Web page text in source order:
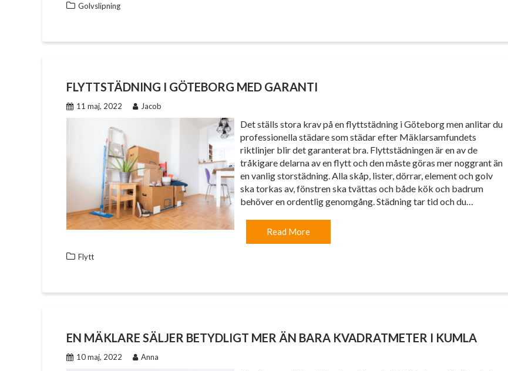
Golvslipning
FLYTTSTÄDNING I GÖTEBORG MED GARANTI
11 maj, 2022 Jacob
Det ställs stora krav på en flyttstädning i Göteborg men anlitar du
professionella städare som städar efter Mäklarsamfundets
riktlinjer blir det garanterat bra. Flyttstädningen är en av de
tråkigare delarna av en flytt och den måste göras mer noggrant än
en vanlig storstädning. Alla skåp, lister, dörrar, element och golv
ska torkas av, fönstren ska tvättas och både kök och badrum
behöver en ordentlig genomgång. Städning tar tid och du…
Read More
Flytt
EN MÄKLARE SÄLJER BETYDLIGT MER ÄN BARA KVADRATMETER I KUMLA
10 maj, 2022 Anna